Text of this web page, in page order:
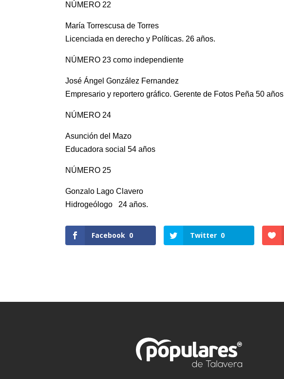
NÚMERO 22
María Torrescusa de Torres
Licenciada en derecho y Políticas. 26 años.
NÚMERO 23 como independiente
José Ángel González Fernandez
Empresario y reportero gráfico. Gerente de Fotos Peña 50 años
NÚMERO 24
Asunción del Mazo
Educadora social 54 años
NÚMERO 25
Gonzalo Lago Clavero
Hidrogeólogo 24 años.
Facebook 0 Twitter 0